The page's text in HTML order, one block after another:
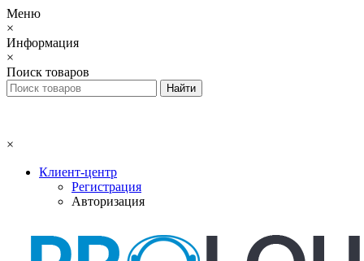
Меню
×
Информация
×
Поиск товаров
×
Клиент-центр
Регистрация
Авторизация